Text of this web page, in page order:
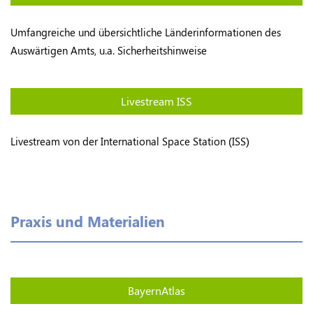
Umfangreiche und übersichtliche Länderinformationen des
Auswärtigen Amts, u.a. Sicherheitshinweise
Livestream ISS
Livestream von der International Space Station (ISS)
Praxis und Materialien
BayernAtlas